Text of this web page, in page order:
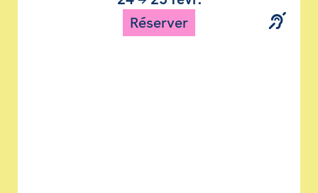
Réserver